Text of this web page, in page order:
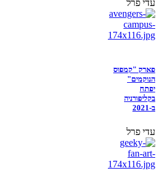
עדי פרל
פארק "קמפוס
הנוקמים"
יפתח
בקליפורניה
ב-2021
עדי פרל